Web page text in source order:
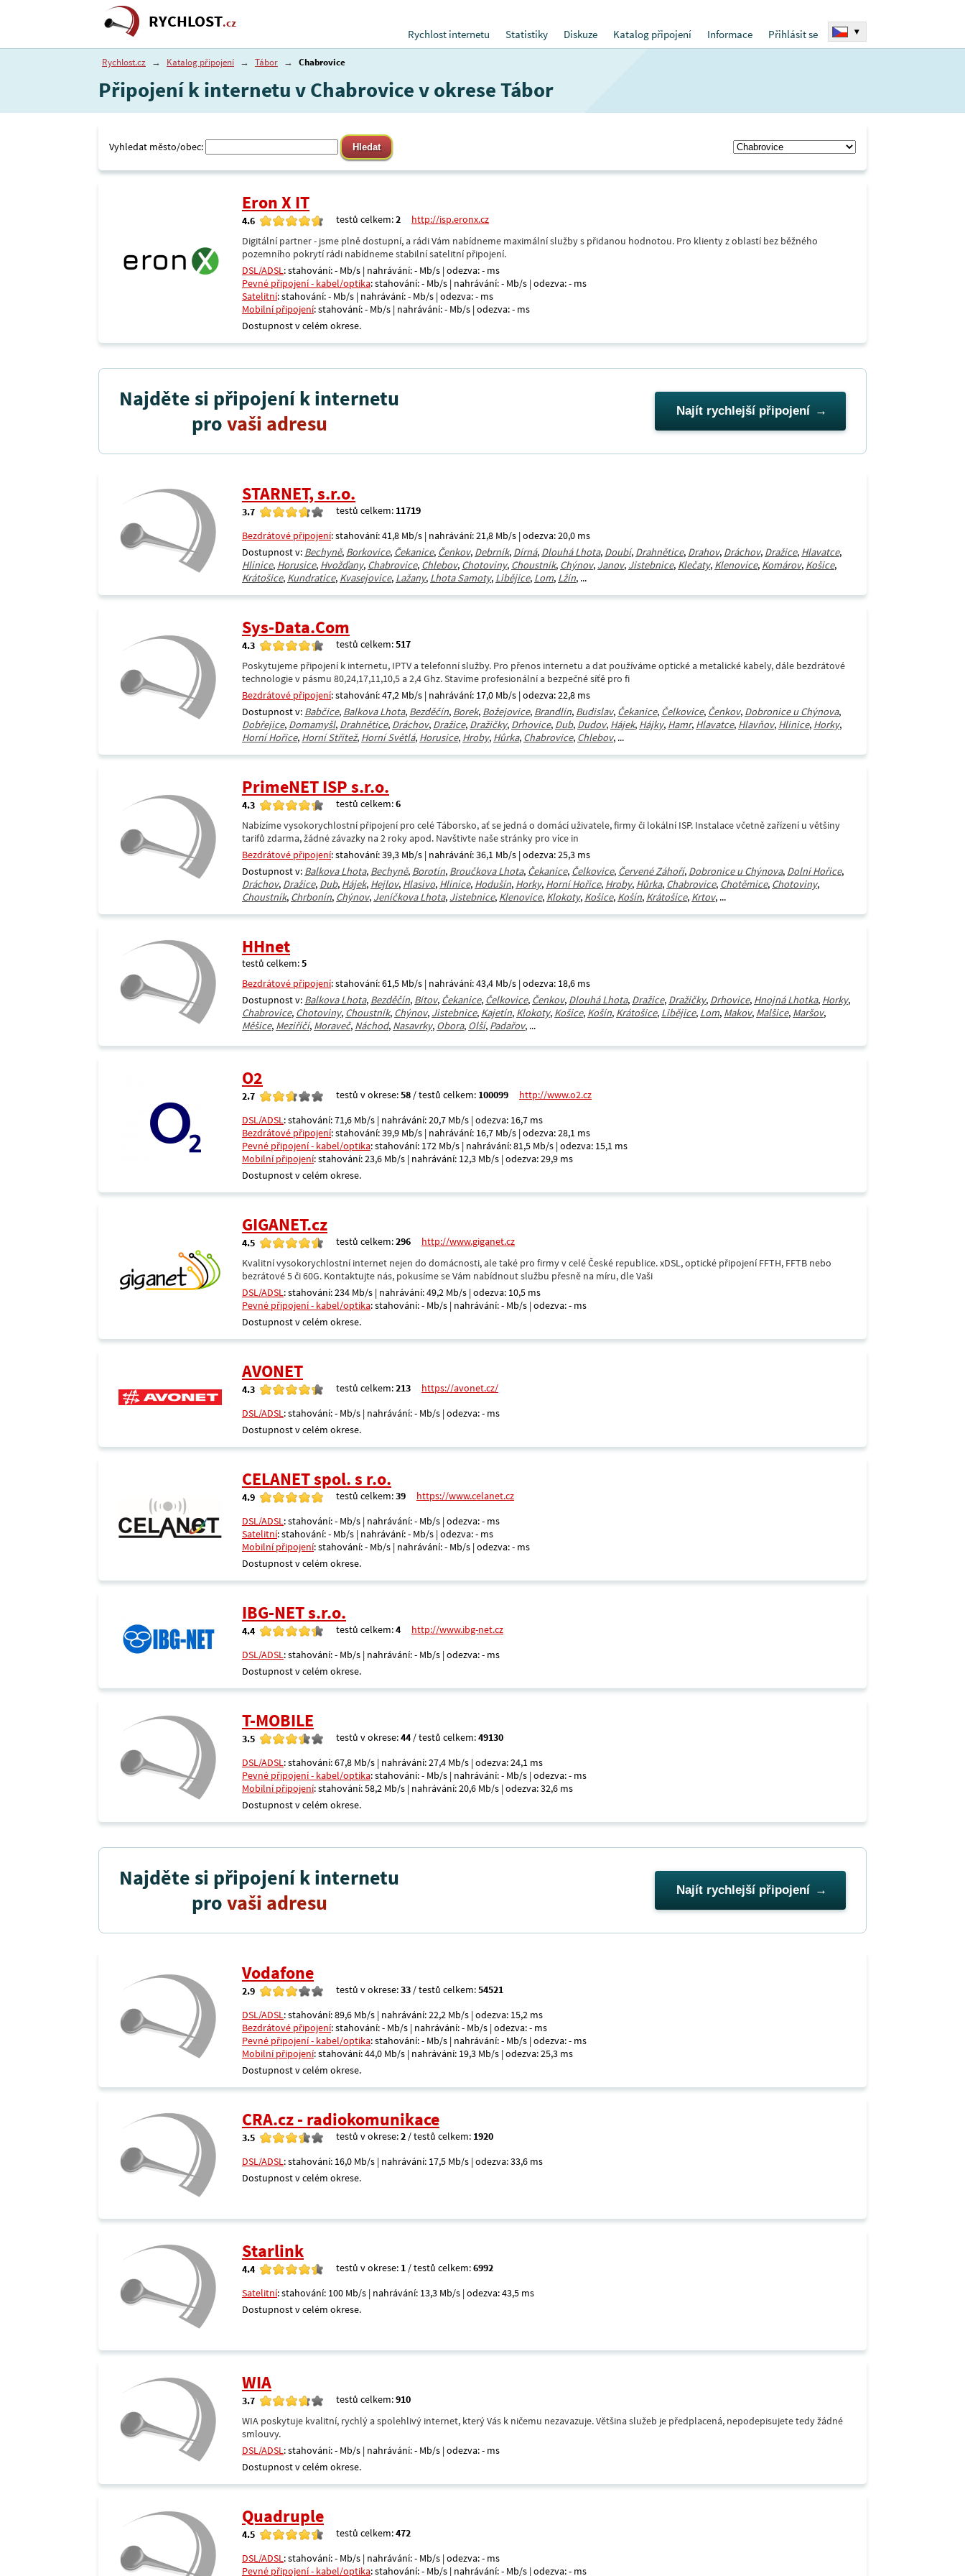
RYCHLOST.cz
Rychlost internetu
Statistiky Diskuze Katalog připojení Informace Přihlásit se ▾
Rychlost.cz → Katalog připojení → Tábor → Chabrovice
Připojení k internetu v Chabrovice v okrese Tábor
Vyhledat město/obec:
Eron X IT
4.6 testů celkem:2
http://isp.eronx.cz
Digitální partner - jsme plně dostupní, a rádi Vám nabídneme maximální služby s přidanou hodnotou. Pro klienty z oblastí bez běžného
pozemního pokrytí rádi nabídneme stabilní satelitní připojení.
DSL/ADSL: stahování: - Mb/s | nahrávání: - Mb/s | odezva: - ms
Pevné připojení - kabel/optika: stahování: - Mb/s | nahrávání: - Mb/s | odezva: - ms
Satelitní: stahování: - Mb/s | nahrávání: - Mb/s | odezva: - ms
Mobilní připojení: stahování: - Mb/s | nahrávání: - Mb/s | odezva: - ms
Dostupnost v celém okrese.
Najděte si připojení k internetu
provaši adresu Najít rychlejší připojení
STARNET, s.r.o.
3.7 testů celkem: 11719
Bezdrátové připojení: stahování: 41,8 Mb/s | nahrávání: 21,8 Mb/s | odezva: 20,0 ms
Dostupnost v: Bechyně, Borkovice, Čekanice, Čenkov, Debrník, Dírná, Dlouhá Lhota, Doubí, Drahnětice, Drahov, Dráchov, Dražice, Hlavatce,
Hlinice, Horusice, Hvožďany, Chabrovice, Chlebov, Chotoviny, Choustník, Chýnov, Janov, Jistebnice, Klečaty, Klenovice, Komárov, Košice,
Krátošice, Kundratice, Kvasejovice, Lažany, Lhota Samoty, Libějice, Lom, Lžín, ...
Sys-Data.Com
4.3 testů celkem:517
Poskytujeme připojení k internetu, IPTV a telefonní služby. Pro přenos internetu a dat používáme optické a metalické kabely, dále bezdrátové
technologie v pásmu 80,24,17,11,10,5 a 2,4 Ghz. Stavíme profesionální a bezpečné síťě pro fi
Bezdrátové připojení: stahování: 47,2 Mb/s | nahrávání: 17,0 Mb/s | odezva: 22,8 ms
Dostupnost v: Babčice, Balkova Lhota, Bezděčín, Borek, Božejovice, Brandlín, Budislav, Čekanice, Čelkovice, Čenkov, Dobronice u Chýnova,
Dobřejice, Domamyšl, Drahnětice, Dráchov, Dražice, Dražičky, Drhovice, Dub, Dudov, Hájek, Hájky, Hamr, Hlavatce, Hlavňov, Hlinice, Horky,
Horní Hořice, Horní Střítež, Horní Světlá, Horusice, Hroby, Hůrka, Chabrovice, Chlebov, ...
PrimeNET ISP s.r.o.
4.3 testů celkem:6
Nabízíme vysokorychlostní připojení pro celé Táborsko, ať se jedná o domácí uživatele, firmy či lokální ISP. Instalace včetně zařízení u většiny
tarifů zdarma, žádné závazky na 2 roky apod. Navštivte naše stránky pro více in
Bezdrátové připojení: stahování: 39,3 Mb/s | nahrávání: 36,1 Mb/s | odezva: 25,3 ms
Dostupnost v: Balkova Lhota, Bechyně, Borotín, Broučkova Lhota, Čekanice, Čelkovice, Červené Záhoří, Dobronice u Chýnova, Dolní Hořice,
Dráchov, Dražice, Dub, Hájek, Hejlov, Hlasivo, Hlinice, Hodušín, Horky, Horní Hořice, Hroby, Hůrka, Chabrovice, Chotěmice, Chotoviny,
Choustník, Chrbonín, Chýnov, Jeníčkova Lhota, Jistebnice, Klenovice, Klokoty, Košice, Košín, Krátošice, Krtov, ...
HHnet
testů celkem:5
Bezdrátové připojení: stahování: 61,5 Mb/s | nahrávání: 43,4 Mb/s | odezva: 18,6 ms
Dostupnost v: Balkova Lhota, Bezděčín, Bítov, Čekanice, Čelkovice, Čenkov, Dlouhá Lhota, Dražice, Dražičky, Drhovice, Hnojná Lhotka, Horky,
Chabrovice, Chotoviny, Choustník, Chýnov, Jistebnice, Kajetín, Klokoty, Košice, Košín, Krátošice, Libějice, Lom, Makov, Malšice, Maršov,
Měšice, Meziříčí, Moraveč, Náchod, Nasavrky, Obora, Olší, Padařov, ...
O2
2.7 testů v okrese:58 / testů celkem: 100099
http://www.o2.cz
DSL/ADSL: stahování: 71,6 Mb/s | nahrávání: 20,7 Mb/s | odezva: 16,7 ms
Bezdrátové připojení: stahování: 39,9 Mb/s | nahrávání: 16,7 Mb/s | odezva: 28,1 ms
Pevné připojení - kabel/optika: stahování: 172 Mb/s | nahrávání: 81,5 Mb/s | odezva: 15,1 ms
Mobilní připojení: stahování: 23,6 Mb/s | nahrávání: 12,3 Mb/s | odezva: 29,9 ms
Dostupnost v celém okrese.
GIGANET.cz
4.5 testů celkem:296
http://www.giganet.cz
Kvalitní vysokorychlostní internet nejen do domácnosti, ale také pro firmy v celé České republice. xDSL, optické připojení FFTH, FFTB nebo
bezrátové 5 či 60G. Kontaktujte nás, pokusíme se Vám nabídnout službu přesně na míru, dle Vaši
DSL/ADSL: stahování: 234 Mb/s | nahrávání: 49,2 Mb/s | odezva: 10,5 ms
Pevné připojení - kabel/optika: stahování: - Mb/s | nahrávání: - Mb/s | odezva: - ms
Dostupnost v celém okrese.
AVONET
4.3 testů celkem:213
https://avonet.cz/
DSL/ADSL: stahování: - Mb/s | nahrávání: - Mb/s | odezva: - ms
Dostupnost v celém okrese.
CELANET spol. s r.o.
4.9 testů celkem:39
https://www.celanet.cz
DSL/ADSL: stahování: - Mb/s | nahrávání: - Mb/s | odezva: - ms
Satelitní: stahování: - Mb/s | nahrávání: - Mb/s | odezva: - ms
Mobilní připojení: stahování: - Mb/s | nahrávání: - Mb/s | odezva: - ms
Dostupnost v celém okrese.
IBG-NET s.r.o.
4.4 testů celkem:4
http://www.ibg-net.cz
DSL/ADSL: stahování: - Mb/s | nahrávání: - Mb/s | odezva: - ms
Dostupnost v celém okrese.
T-MOBILE
3.5 testů v okrese:44 / testů celkem:49130
DSL/ADSL: stahování: 67,8 Mb/s | nahrávání: 27,4 Mb/s | odezva: 24,1 ms
Pevné připojení - kabel/optika: stahování: - Mb/s | nahrávání: - Mb/s | odezva: - ms
Mobilní připojení: stahování: 58,2 Mb/s | nahrávání: 20,6 Mb/s | odezva: 32,6 ms
Dostupnost v celém okrese.
Najděte si připojení k internetu
provaši adresu Najít rychlejší připojení
Vodafone
2.9 testů v okrese:33 / testů celkem:54521
DSL/ADSL: stahování: 89,6 Mb/s | nahrávání: 22,2 Mb/s | odezva: 15,2 ms
Bezdrátové připojení: stahování: - Mb/s | nahrávání: - Mb/s | odezva: - ms
Pevné připojení - kabel/optika: stahování: - Mb/s | nahrávání: - Mb/s | odezva: - ms
Mobilní připojení: stahování: 44,0 Mb/s | nahrávání: 19,3 Mb/s | odezva: 25,3 ms
Dostupnost v celém okrese.
CRA.cz - radiokomunikace
3.5 testů v okrese:2 / testů celkem: 1920
DSL/ADSL: stahování: 16,0 Mb/s | nahrávání: 17,5 Mb/s | odezva: 33,6 ms
Dostupnost v celém okrese.
Starlink
4.4 testů v okrese: 1 / testů celkem:6992
Satelitní: stahování: 100 Mb/s | nahrávání: 13,3 Mb/s | odezva: 43,5 ms
Dostupnost v celém okrese.
WIA
3.7 testů celkem:910
WIA poskytuje kvalitní, rychlý a spolehlivý internet, který Vás k ničemu nezavazuje. Většina služeb je předplacená, nepodepisujete tedy žádné
smlouvy.
DSL/ADSL: stahování: - Mb/s | nahrávání: - Mb/s | odezva: - ms
Dostupnost v celém okrese.
Quadruple
4.5 testů celkem:472
DSL/ADSL: stahování: - Mb/s | nahrávání: - Mb/s | odezva: - ms
Pevné připojení - kabel/optika: stahování: - Mb/s | nahrávání: - Mb/s | odezva: - ms